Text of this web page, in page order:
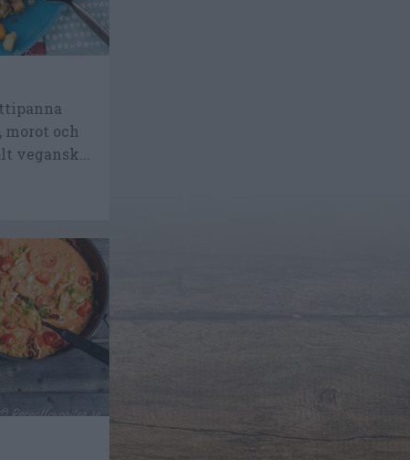
morot och
vegansk...